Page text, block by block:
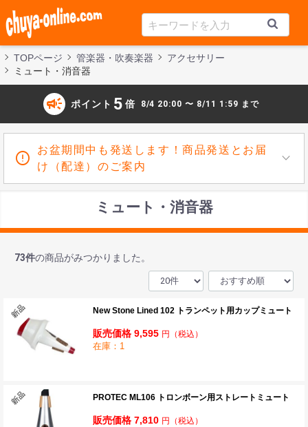
TOPページ 管楽器・吹奏楽器
アクセサリー
ミュート・消音器
campaign ポイント 5 倍 8/4 20:00 〜 8/11 1:59 まで
お盆期間中も発送します！商品発送とお届
け（配達）のご案内
ミュート・消音器
73件の商品がみつかりました。
New Stone Lined 102 トランペット用カップミュート
販売価格 9,595 円 （税込）
在庫：1
PROTEC ML106 トロンボーン用ストレートミュート
販売価格 7,810 円 （税込）